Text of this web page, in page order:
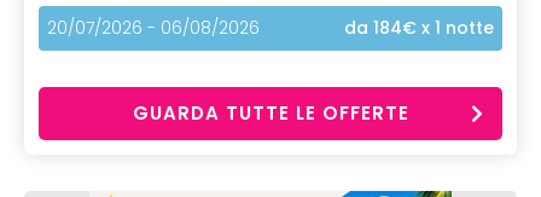
20/07/2026 - 06/08/2026
da 184€ x 1 notte
GUARDA TUTTE LE OFFERTE